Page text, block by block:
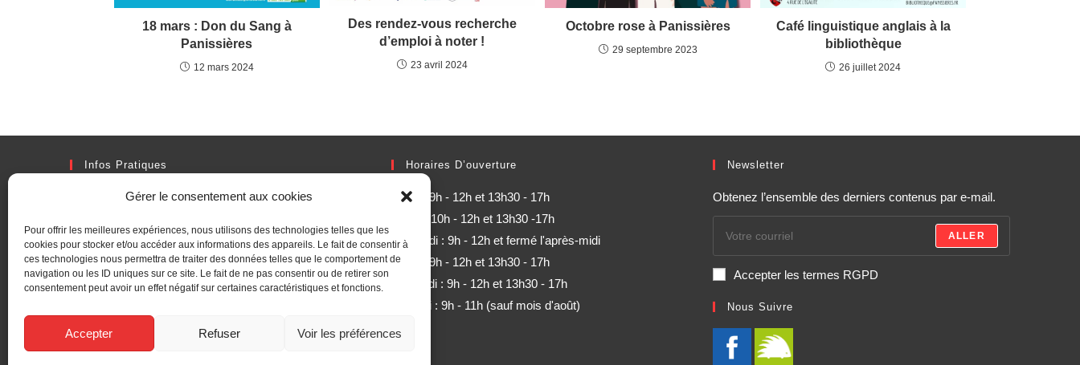
Gérer le consentement aux cookies
Pour offrir les meilleures expériences, nous utilisons des technologies telles que les
cookies pour stocker et/ou accéder aux informations des appareils. Le fait de consentir à
ces technologies nous permettra de traiter des données telles que le comportement de
navigation ou les ID uniques sur ce site. Le fait de ne pas consentir ou de retirer son
consentement peut avoir un effet négatif sur certaines caractéristiques et fonctions.
Accepter Refuser Voir les préférences
18 mars : Don du Sang à
Panissières
12 mars 2024
Des rendez-vous recherche
d’emploi à noter !
23 avril 2024
Octobre rose à Panissières
29 septembre 2023
Café linguistique anglais à la
bibliothèque
26 juillet 2024
Infos Pratiques
Adresse
Téléphone :
04 77 27 40 40
Fax :
mairie@panissieres.fr
Horaires D’ouverture
Lundi : 9h - 12h et 13h30 - 17h
Mardi : 10h - 12h et 13h30 -17h
Mercredi : 9h - 12h et fermé l'après-midi
Jeudi : 9h - 12h et 13h30 - 17h
Vendredi : 9h - 12h et 13h30 - 17h
Samedi : 9h - 11h (sauf mois d'août)
Newsletter
Obtenez l’ensemble des derniers contenus par e-mail.
ALLER
Accepter les termes RGPD
Nous Suivre